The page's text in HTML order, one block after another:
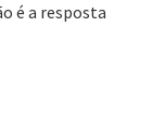
é a resposta